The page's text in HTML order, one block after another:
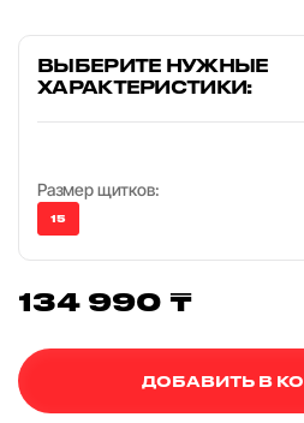
ВЫБЕРИТЕ НУЖНЫЕ
ХАРАКТЕРИСТИКИ:
Размер щитков:
15
134 990 ₸
ДОБАВИТЬ В